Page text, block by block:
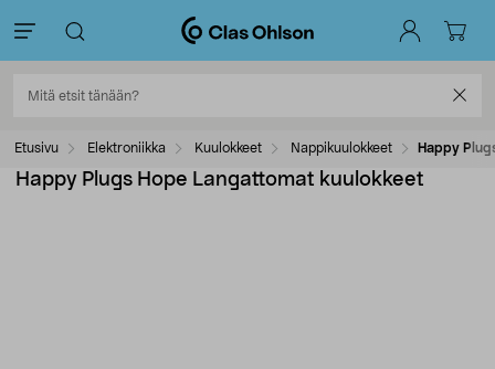
Etusivu Elektroniikka Kuulokkeet Nappikuulokkeet Happy
Happy Plugs Hope Langattomat kuulokkeet